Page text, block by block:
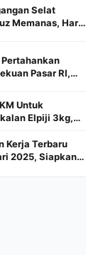
JutaSelat
Memanas, Harga
Pertahankan
Pasar RI,
Untuk
Elpiji 3kg,
Kerja Terbaru
2025, Siapkan